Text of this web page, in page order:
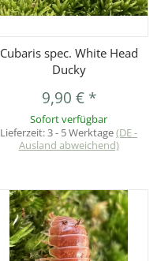
Cubaris spec. White Head
Ducky
9,90 € *
Sofort verfügbar
Lieferzeit:3 - 5 Werktage(DE -
Ausland abweichend)